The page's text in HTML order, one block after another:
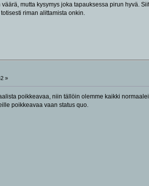
mutta kysymys joka tapauksessa pirun hyvä.
riman alittamista onkin.
»
poikkeavaa, niin tällöin olemme kaikki
poikkeavaa vaan status quo.